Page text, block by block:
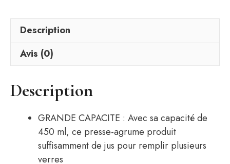
Description
Avis (0)
Description
GRANDE CAPACITE : Avec sa capacité de
450 ml, ce presse-agrume produit
suffisamment de jus pour remplir plusieurs
verres